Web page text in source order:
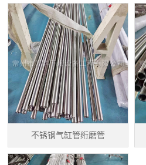
不锈钢气缸管绗磨管